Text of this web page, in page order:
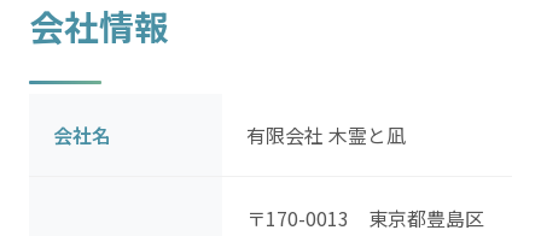
会社情報
会社名 有限会社 木霊と凪
〒170-0013 東京都豊島区